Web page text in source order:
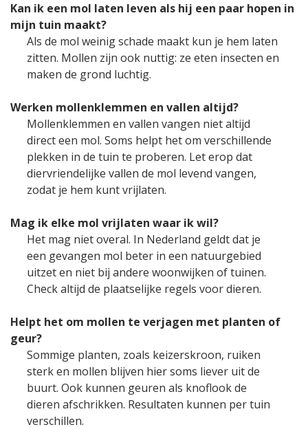
Kan ik een mol laten leven als hij een paar hopen in
mijn tuin maakt?
Als de mol weinig schade maakt kun je hem laten
zitten. Mollen zijn ook nuttig: ze eten insecten en
maken de grond luchtig.
Werken mollenklemmen en vallen altijd?
Mollenklemmen en vallen vangen niet altijd
direct een mol. Soms helpt het om verschillende
plekken in de tuin te proberen. Let erop dat
diervriendelijke vallen de mol levend vangen,
zodat je hem kunt vrijlaten.
Mag ik elke mol vrijlaten waar ik wil?
Het mag niet overal. In Nederland geldt dat je
een gevangen mol beter in een natuurgebied
uitzet en niet bij andere woonwijken of tuinen.
Check altijd de plaatselijke regels voor dieren.
Helpt het om mollen te verjagen met planten of
geur?
Sommige planten, zoals keizerskroon, ruiken
sterk en mollen blijven hier soms liever uit de
buurt. Ook kunnen geuren als knoflook de
dieren afschrikken. Resultaten kunnen per tuin
verschillen.